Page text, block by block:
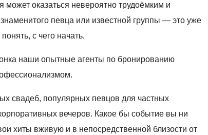
оказаться невероятно трудоёмким и
певца или известной группы — это уже
с чего начать.
наши опытные агенты по бронированию
свадеб, популярных певцов для частных
вечеров. Какое бы событие вы ни
хиты вживую и в непосредственной близости от